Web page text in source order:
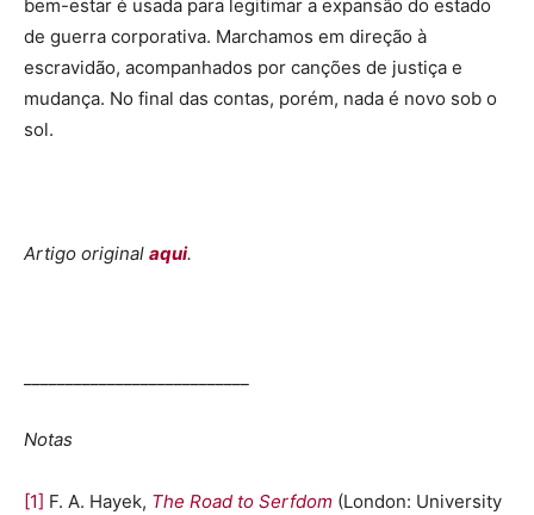
bem-estar é usada para legitimar a expansão do estado
de guerra corporativa. Marchamos em direção à
escravidão, acompanhados por canções de justiça e
mudança. No final das contas, porém, nada é novo sob o
sol.
Artigo original aqui.
Notas
[1] F. A. Hayek, The Road to Serfdom (London: University